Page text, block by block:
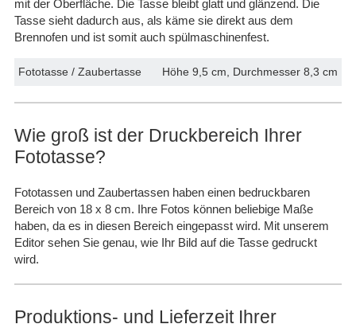
mit der Oberfläche. Die Tasse bleibt glatt und glänzend. Die
Tasse sieht dadurch aus, als käme sie direkt aus dem
Brennofen und ist somit auch spülmaschinenfest.
Fototasse / Zaubertasse Höhe 9,5 cm, Durchmesser 8,3 cm
Wie groß ist der Druckbereich Ihrer
Fototasse?
Fototassen und Zaubertassen haben einen bedruckbaren
Bereich von 18 x 8 cm. Ihre Fotos können beliebige Maße
haben, da es in diesen Bereich eingepasst wird. Mit unserem
Editor sehen Sie genau, wie Ihr Bild auf die Tasse gedruckt
wird.
Produktions- und Lieferzeit Ihrer